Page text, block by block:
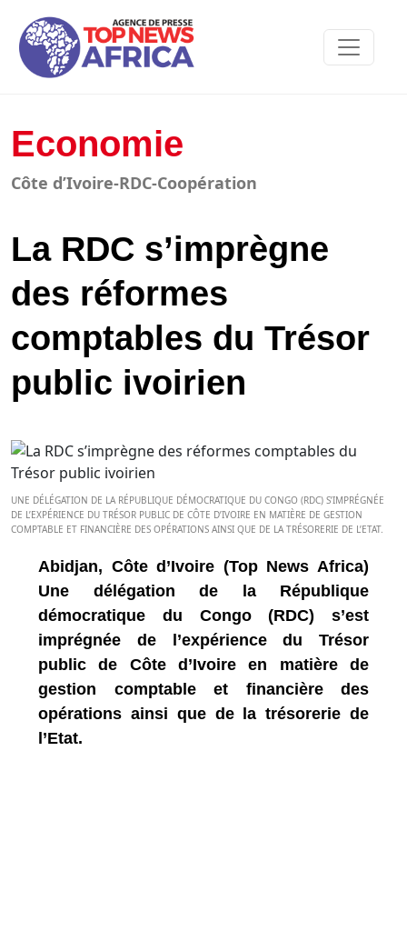
Economie
Côte d’Ivoire-RDC-Coopération
La RDC s’imprègne
des réformes
comptables du Trésor
public ivoirien
UNE DÉLÉGATION DE LA RÉPUBLIQUE DÉMOCRATIQUE DU CONGO (RDC) S’IMPRÉGNÉE
DE L’EXPÉRIENCE DU TRÉSOR PUBLIC DE CÔTE D’IVOIRE EN MATIÈRE DE GESTION
COMPTABLE ET FINANCIÈRE DES OPÉRATIONS AINSI QUE DE LA TRÉSORERIE DE L’ETAT.
Abidjan, Côte d’Ivoire (Top News Africa)
Une délégation de la République
démocratique du Congo (RDC) s’est
imprégnée de l’expérience du Trésor
public de Côte d’Ivoire en matière de
gestion comptable et financière des
opérations ainsi que de la trésorerie de
l’Etat.